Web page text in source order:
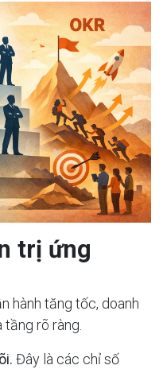
trị ứng
hành tăng tốc, doanh
rõ ràng.
Đây là các chỉ số